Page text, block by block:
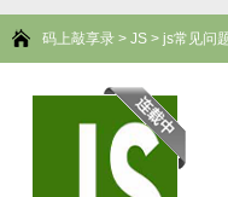
码上敲享录 > JS > js常见问